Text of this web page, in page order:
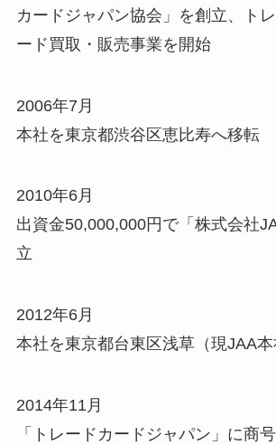
カードジャパン協会」を創立、ト
ード買取・販売事業を開始
2006年7月
本社を東京都渋谷区恵比寿へ移転
2010年6月
出資金50,000,000円で「株式会社
立
2012年6月
本社を東京都台東区浅草（現JAA
2014年11月
「トレードカードジャパン」に商